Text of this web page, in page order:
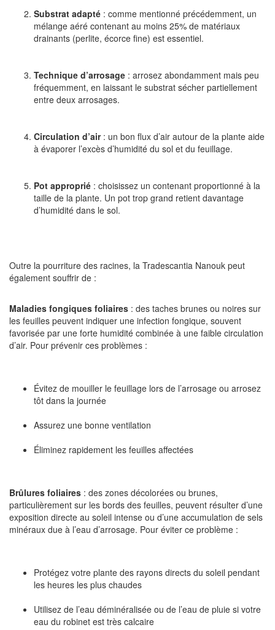
Substrat adapté : comme mentionné précédemment, un
mélange aéré contenant au moins 25% de matériaux
drainants (perlite, écorce fine) est essentiel.
Technique d’arrosage : arrosez abondamment mais peu
fréquemment, en laissant le substrat sécher partiellement
entre deux arrosages.
Circulation d’air: un bon flux d’air autour de la plante aide
à évaporer l’excès d’humidité du sol et du feuillage.
Pot approprié : choisissez un contenant proportionné à la
taille de la plante. Un pot trop grand retient davantage
d’humidité dans le sol.
Outre la pourriture des racines, la Tradescantia Nanouk peut
également souffrir de :
Maladies fongiques foliaires : des taches brunes ou noires sur
les feuilles peuvent indiquer une infection fongique, souvent
favorisée par une forte humidité combinée à une faible circulation
d’air. Pour prévenir ces problèmes :
Évitez de mouiller le feuillage lors de l’arrosage ou arrosez
tôt dans la journée
Assurez une bonne ventilation
Éliminez rapidement les feuilles affectées
Brûlures foliaires : des zones décolorées ou brunes,
particulièrement sur les bords des feuilles, peuvent résulter d’une
exposition directe au soleil intense ou d’une accumulation de sels
minéraux due à l’eau d’arrosage. Pour éviter ce problème :
Protégez votre plante des rayons directs du soleil pendant
les heures les plus chaudes
Utilisez de l’eau déminéralisée ou de l’eau de pluie si votre
eau du robinet est très calcaire